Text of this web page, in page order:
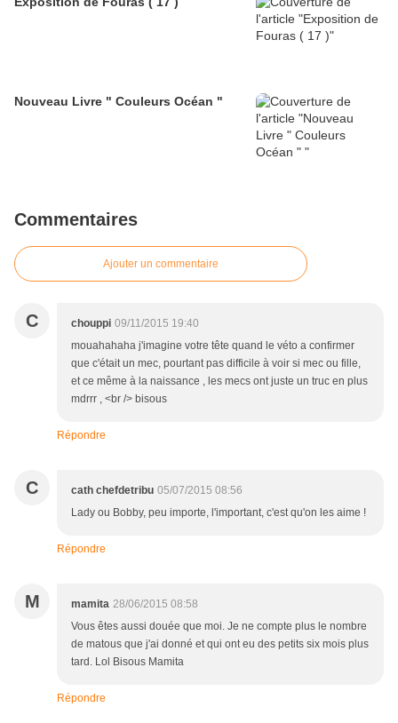
Nouveau Livre " Couleurs Océan "
Commentaires
Ajouter un commentaire
C chouppi 09/11/2015 19:40
mouahahaha j'imagine votre tête quand le véto a confirmer
que c'était un mec, pourtant pas difficile à voir si mec ou fille,
et ce même à la naissance , les mecs ont juste un truc en plus
mdrrr , <br /> bisous
Répondre
C cath chefdetribu 05/07/2015 08:56
Lady ou Bobby, peu importe, l'important, c'est qu'on les aime !
Répondre
M mamita 28/06/2015 08:58
Vous êtes aussi douée que moi. Je ne compte plus le nombre
de matous que j'ai donné et qui ont eu des petits six mois plus
tard. Lol Bisous Mamita
Répondre